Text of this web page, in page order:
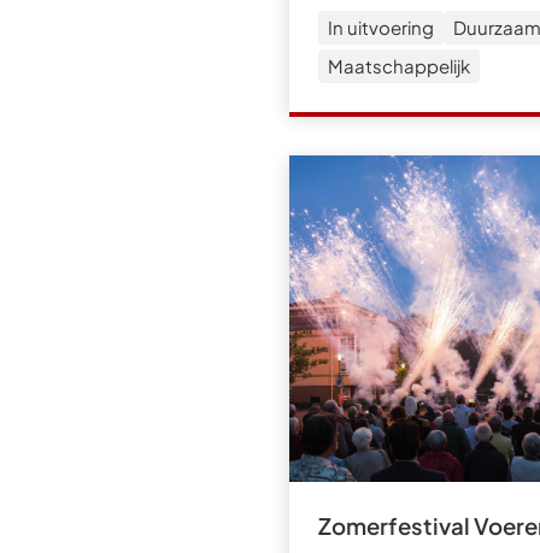
In uitvoering
Maatschappelijk
Zomerfestival